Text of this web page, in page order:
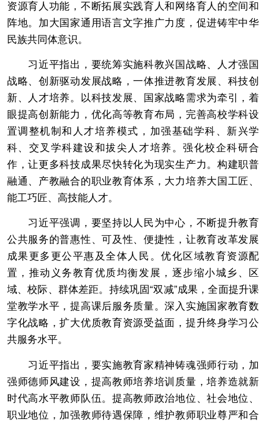
资源育人功能，不断拓展实践育人和网络育人的空间和
阵地。加大国家通用语言文字推广力度，促进铸牢中华
民族共同体意识。
习近平指出，要统筹实施科教兴国战略、人才强国
战略、创新驱动发展战略，一体推进教育发展、科技创
新、人才培养。以科技发展、国家战略需求为牵引，着
眼提高创新能力，优化高等教育布局，完善高校学科设
置调整机制和人才培养模式，加强基础学科、新兴学
科、交叉学科建设和拔尖人才培养。强化校企科研合
作，让更多科技成果尽快转化为现实生产力。构建职普
融通、产教融合的职业教育体系，大力培养大国工匠、
能工巧匠、高技能人才。
习近平强调，要坚持以人民为中心，不断提升教育
公共服务的普惠性、可及性、便捷性，让教育改革发展
成果更多更公平惠及全体人民。优化区域教育资源配
置，推动义务教育优质均衡发展，逐步缩小城乡、区
域、校际、群体差距。持续巩固“双减”成果，全面提升课
堂教学水平，提高课后服务质量。深入实施国家教育数
字化战略，扩大优质教育资源受益面，提升终身学习公
共服务水平。
习近平指出，要实施教育家精神铸魂强师行动，加
强师德师风建设，提高教师培养培训质量，培养造就新
时代高水平教师队伍。提高教师政治地位、社会地位、
职业地位，加强教师待遇保障，维护教师职业尊严和合